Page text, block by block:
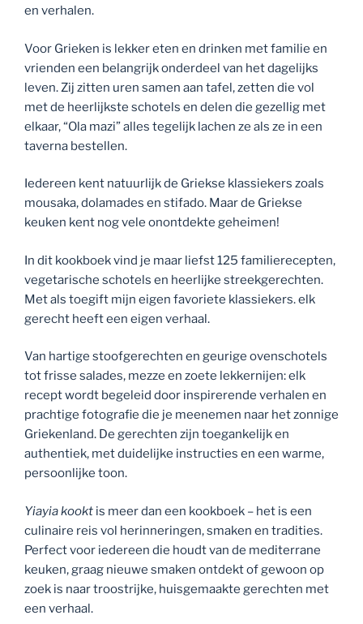
en verhalen.
Voor Grieken is lekker eten en drinken met familie en
vrienden een belangrijk onderdeel van het dagelijks
leven. Zij zitten uren samen aan tafel, zetten die vol
met de heerlijkste schotels en delen die gezellig met
elkaar, “Ola mazi” alles tegelijk lachen ze als ze in een
taverna bestellen.
Iedereen kent natuurlijk de Griekse klassiekers zoals
mousaka, dolamades en stifado. Maar de Griekse
keuken kent nog vele onontdekte geheimen!
In dit kookboek vind je maar liefst 125 familierecepten,
vegetarische schotels en heerlijke streekgerechten.
Met als toegift mijn eigen favoriete klassiekers. elk
gerecht heeft een eigen verhaal.
Van hartige stoofgerechten en geurige ovenschotels
tot frisse salades, mezze en zoete lekkernijen: elk
recept wordt begeleid door inspirerende verhalen en
prachtige fotografie die je meenemen naar het zonnige
Griekenland. De gerechten zijn toegankelijk en
authentiek, met duidelijke instructies en een warme,
persoonlijke toon.
Yiayia kookt is meer dan een kookboek – het is een
culinaire reis vol herinneringen, smaken en tradities.
Perfect voor iedereen die houdt van de mediterrane
keuken, graag nieuwe smaken ontdekt of gewoon op
zoek is naar troostrijke, huisgemaakte gerechten met
een verhaal.